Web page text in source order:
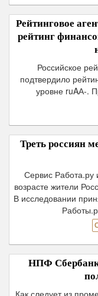
Рейтинговое
рейтинг
Российское
подтвердило
уровне ruAА-.
Треть россиян
Сервис
возрасте жители
В исследовании
НПФ
Как следует из